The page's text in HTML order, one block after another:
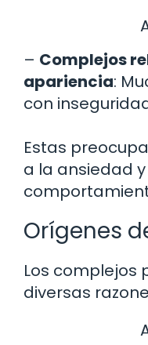
– Complejos
apariencia:
con
Estas
a la ansiedad
Orígenes
Los complejos
diversas